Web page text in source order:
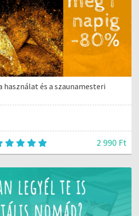
használat és a szaunamesteri
2 990 Ft